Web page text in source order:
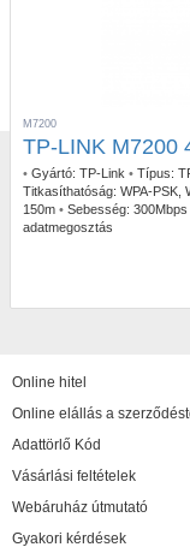
M7200
TP-LINK M7200
• Gyártó: TP-Link • Típus:
Titkasíthatóság: WPA-PSK,
150m • Sebesség: 300Mbps
adatmegosztás
Online hitel
Online elállás a
Adattörlő Kód
Vásárlási feltételek
Webáruház útmutató
Gyakori kérdések